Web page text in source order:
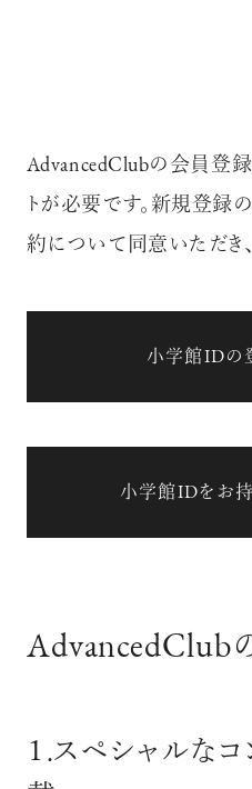
AdvancedClubの会員登
トが必要です。新規登
約について同意いただき
小学館IDの
小学館IDをお
AdvancedClub
１.スペシャルな